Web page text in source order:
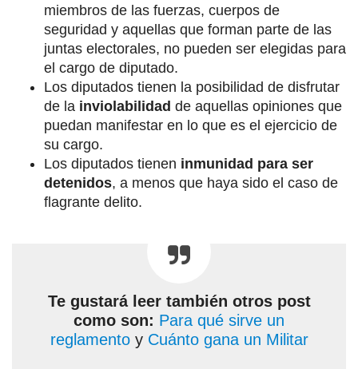
miembros de las fuerzas, cuerpos de
seguridad y aquellas que forman parte de las
juntas electorales, no pueden ser elegidas para
el cargo de diputado.
Los diputados tienen la posibilidad de disfrutar
de la inviolabilidad de aquellas opiniones que
puedan manifestar en lo que es el ejercicio de
su cargo.
Los diputados tienen inmunidad para ser
detenidos, a menos que haya sido el caso de
flagrante delito.
Te gustará leer también otros post
como son: Para qué sirve un
reglamentoy Cuánto gana un Militar